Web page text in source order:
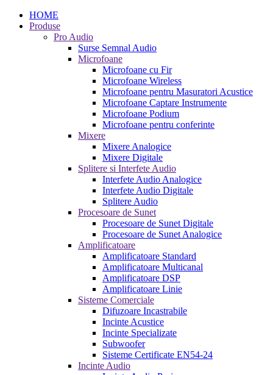
HOME
Produse
Pro Audio
Surse Semnal Audio
Microfoane
Microfoane cu Fir
Microfoane Wireless
Microfoane pentru Masuratori Acustice
Microfoane Captare Instrumente
Microfoane Podium
Microfoane pentru conferinte
Mixere
Mixere Analogice
Mixere Digitale
Splitere si Interfete Audio
Interfete Audio Analogice
Interfete Audio Digitale
Splitere Audio
Procesoare de Sunet
Procesoare de Sunet Digitale
Procesoare de Sunet Analogice
Amplificatoare
Amplificatoare Standard
Amplificatoare Multicanal
Amplificatoare DSP
Amplificatoare Linie
Sisteme Comerciale
Difuzoare Incastrabile
Incinte Acustice
Incinte Specializate
Subwoofer
Sisteme Certificate EN54-24
Incinte Audio